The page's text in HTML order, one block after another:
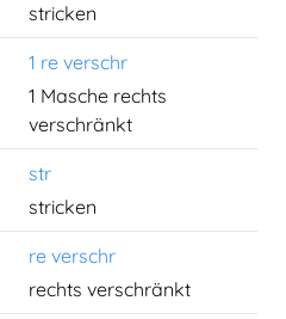
stricken
1 re verschr
1 Masche rechts
verschränkt
str
stricken
re verschr
rechts verschränkt